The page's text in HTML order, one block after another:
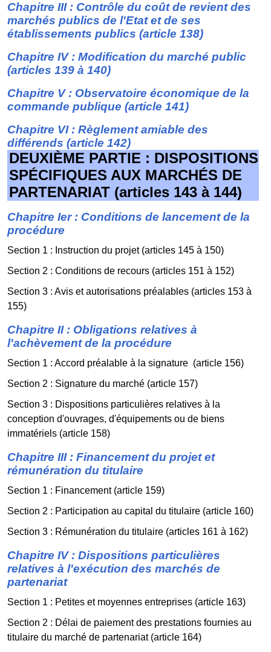
Chapitre III : Contrôle du coût de revient des
marchés publics de l'Etat et de ses
établissements publics (article 138)
Chapitre IV : Modification du marché public
(articles 139 à 140)
Chapitre V : Observatoire économique de la
commande publique (article 141)
Chapitre VI : Règlement amiable des
différends (article 142)
DEUXIÈME PARTIE : DISPOSITIONS
SPÉCIFIQUES AUX MARCHÉS DE
PARTENARIAT (articles 143 à 144)
Chapitre Ier : Conditions de lancement de la
procédure
Section 1 : Instruction du projet (articles 145 à 150)
Section 2 : Conditions de recours (articles 151 à 152)
Section 3 : Avis et autorisations préalables (articles 153 à
155)
Chapitre II : Obligations relatives à
l'achèvement de la procédure
Section 1 : Accord préalable à la signature (article 156)
Section 2 : Signature du marché (article 157)
Section 3 : Dispositions particulières relatives à la
conception d'ouvrages, d'équipements ou de biens
immatériels (article 158)
Chapitre III : Financement du projet et
rémunération du titulaire
Section 1 : Financement (article 159)
Section 2 : Participation au capital du titulaire (article 160)
Section 3 : Rémunération du titulaire (articles 161 à 162)
Chapitre IV : Dispositions particulières
relatives à l'exécution des marchés de
partenariat
Section 1 : Petites et moyennes entreprises (article 163)
Section 2 : Délai de paiement des prestations fournies au
titulaire du marché de partenariat (article 164)